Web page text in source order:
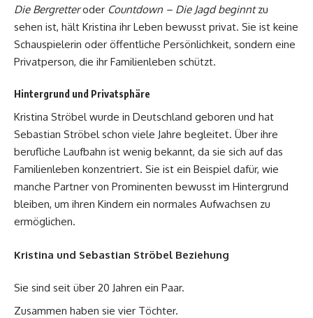
Die Bergretteroder Countdown – Die Jagd beginntzu
sehen ist, hält Kristina ihr Leben bewusst privat. Sie ist keine
Schauspielerin oder öffentliche Persönlichkeit, sondern eine
Privatperson, die ihr Familienleben schützt.
Hintergrund und Privatsphäre
Kristina Ströbel wurde in Deutschland geboren und hat
Sebastian Ströbel schon viele Jahre begleitet. Über ihre
berufliche Laufbahn ist wenig bekannt, da sie sich auf das
Familienleben konzentriert. Sie ist ein Beispiel dafür, wie
manche Partner von Prominenten bewusst im Hintergrund
bleiben, um ihren Kindern ein normales Aufwachsen zu
ermöglichen.
Kristina und Sebastian Ströbel Beziehung
Sie sind seit über 20 Jahren ein Paar.
Zusammen haben sie vier Töchter.